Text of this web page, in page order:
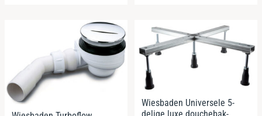
Wiesbaden Universele 5-